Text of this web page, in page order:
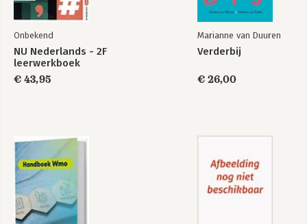
Onbekend
NU Nederlands - 2F
leerwerkboek
€ 43,95
Marianne van Duuren
Verderbij
€ 26,00